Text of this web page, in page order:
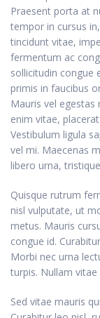
Praesent porta at
tempor in cursus
tincidunt vitae,
fermentum ac
sollicitudin congue
primis in faucibus
Mauris vel
enim vitae,
Vestibulum ligula
vel mi. Maecenas
libero urna,
Quisque rutrum
nisl vulputate, ut
metus. Mauris
congue id.
Morbi nec urna
turpis. Nullam vitae
Sed vitae mauris